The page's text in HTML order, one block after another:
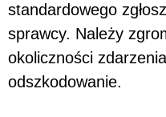
standardowego
sprawcy. Należy
okoliczności
odszkodowanie.